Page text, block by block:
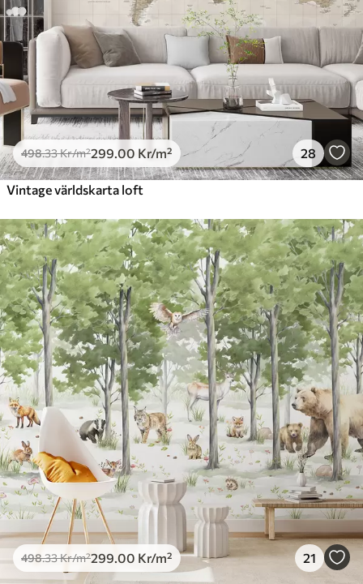
498.33Kr/m²299 .00 Kr/m² 28
Vintage världskarta loft
498.33Kr/m²299 .00 Kr/m² 21